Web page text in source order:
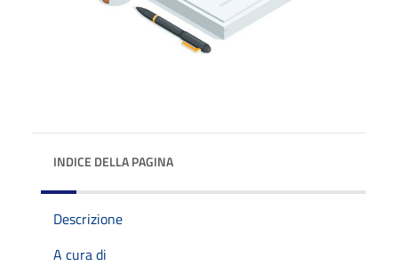
INDICE DELLA PAGINA
Descrizione
A cura di